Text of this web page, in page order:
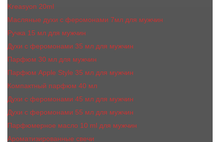
Kreasyon 20ml
Масляные духи c феромонами 7мл для мужчин
Ручка 15 мл для мужчин
Духи с феромонами 35 мл для мужчин
Парфюм 30 мл для мужчин
Парфюм Apple Style 35 мл для мужчин
Компактный парфюм 40 мл
Духи с феромонами 45 мл для мужчин
Духи с феромонами 55 мл для мужчин
Парфюмерное масло 10 ml для мужчин
Ароматизированные свечи